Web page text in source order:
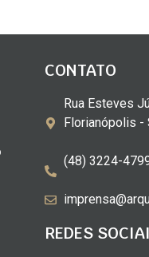
CONTATO
Rua Esteves
Florianópolis -
(48) 3224-
REDES